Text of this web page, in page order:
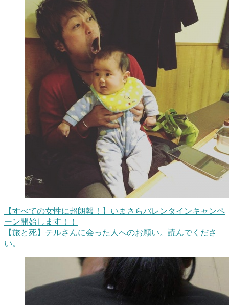
【すべての女性に超朗報！】いまさらバレンタインキャンペ
ーン開始します！！
【旅と死】テルさんに会った人へのお願い。読んでくださ
い。